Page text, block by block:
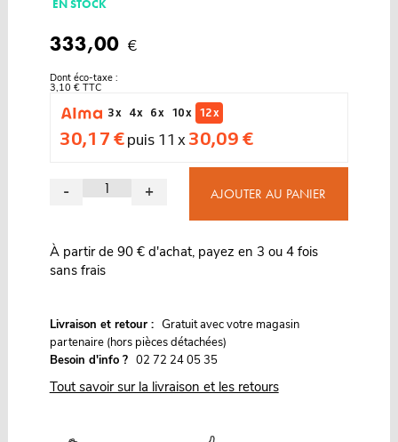
EN STOCK
333,00 €
Dont éco-taxe :
3,10 € TTC
3 x
4 x 6 x 10 x 12 x
30,17 €puis 11 x 30,09 €
- + AJOUTER AU PANIER
À partir de 90 € d'achat, payez en 3 ou 4 fois
sans frais
Livraison et retour : Gratuit avec votre magasin
partenaire (hors pièces détachées)
Besoin d'info ? 02 72 24 05 35
Tout savoir sur la livraison et les retours